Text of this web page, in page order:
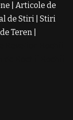
Articole de
de Stiri Stiri
Teren